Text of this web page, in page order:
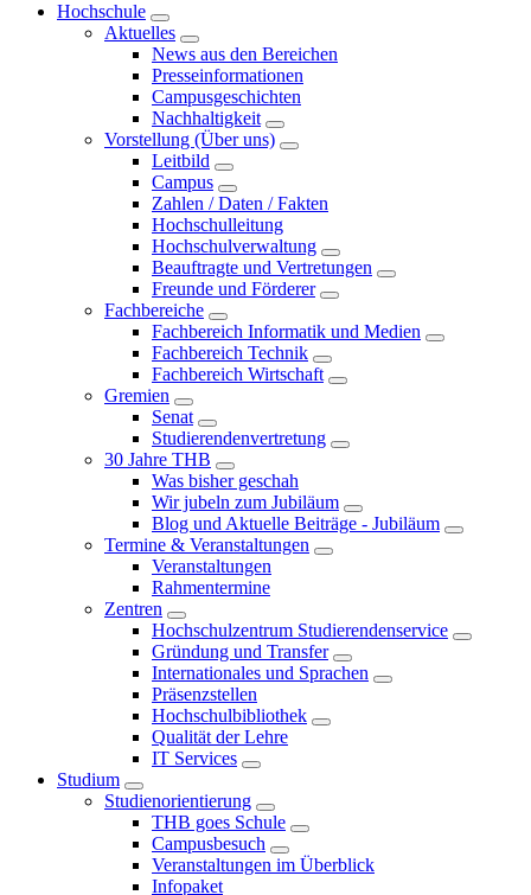
Hochschule
Aktuelles
News aus den Bereichen
Presseinformationen
Campusgeschichten
Nachhaltigkeit
Vorstellung (Über uns)
Leitbild
Campus
Zahlen / Daten / Fakten
Hochschulleitung
Hochschulverwaltung
Beauftragte und Vertretungen
Freunde und Förderer
Fachbereiche
Fachbereich Informatik und Medien
Fachbereich Technik
Fachbereich Wirtschaft
Gremien
Senat
Studierendenvertretung
30 Jahre THB
Was bisher geschah
Wir jubeln zum Jubiläum
Blog und Aktuelle Beiträge - Jubiläum
Termine & Veranstaltungen
Veranstaltungen
Rahmentermine
Zentren
Hochschulzentrum Studierendenservice
Gründung und Transfer
Internationales und Sprachen
Präsenzstellen
Hochschulbibliothek
Qualität der Lehre
IT Services
Studium
Studienorientierung
THB goes Schule
Campusbesuch
Veranstaltungen im Überblick
Infopaket